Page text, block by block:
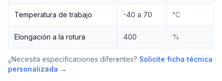
Temperatura de trabajo -40 a 70 °C
Elongación a la rotura 400 %
¿Necesita especificaciones diferentes? Solicite ficha técnica
personalizada →